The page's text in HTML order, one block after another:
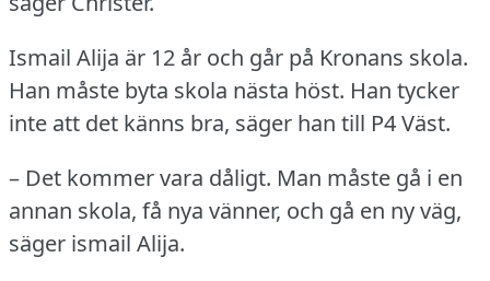
Ismail Alija är 12 år och går på Kronans skola.
Han måste byta skola nästa höst. Han tycker
inte att det känns bra, säger han till P4 Väst.
– Det kommer vara dåligt. Man måste gå i en
annan skola, få nya vänner, och gå en ny väg,
säger ismail Alija.